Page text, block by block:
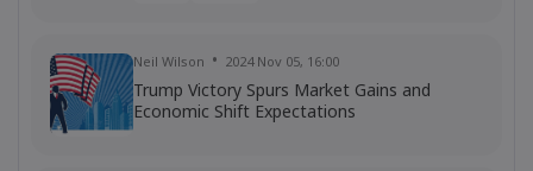
Neil Wilson 2024 Nov 05, 16:00
Trump Victory Spurs Market Gains and
Economic Shift Expectations